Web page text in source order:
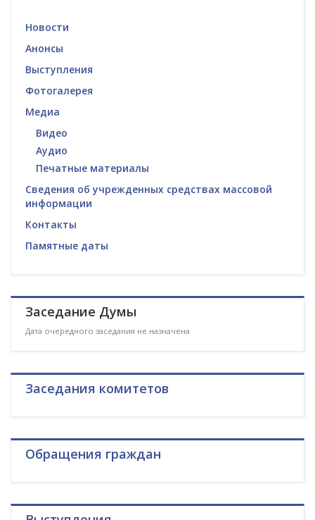
Новости
Анонсы
Выступления
Фотогалерея
Медиа
Видео
Аудио
Печатные материалы
Сведения об учрежденных средствах массовой
информации
Контакты
Памятные даты
Заседание Думы
Дата очередного заседания не назначена
Заседания комитетов
Обращения граждан